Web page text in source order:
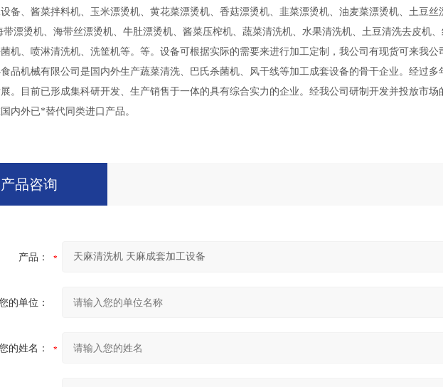
备、酱菜拌料机、玉米漂烫机、黄花菜漂烫机、香菇漂烫机、韭菜漂烫机、油麦菜漂烫机、土豆
带漂烫机、海带丝漂烫机、牛肚漂烫机、酱菜压榨机、蔬菜清洗机、水果清洗机、土豆清洗去皮机
机、喷淋清洗机、洗筐机等。等。设备可根据实际的需要来进行加工定制，我公司有现货可来我公
品机械有限公司是国内外生产蔬菜清洗、巴氏杀菌机、风干线等加工成套设备的骨干企业。经过
展。目前已形成集科研开发、生产销售于一体的具有综合实力的企业。经我公司研制开发并投放市
内外已*替代同类进口产品。
产品咨询
产品：
的单位：
的姓名：